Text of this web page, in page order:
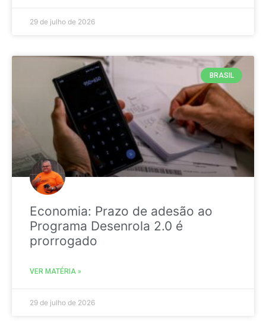
29 de julho de 2026
BRASIL
Economia: Prazo de adesão ao
Programa Desenrola 2.0 é
prorrogado
VER MATÉRIA »
29 de julho de 2026